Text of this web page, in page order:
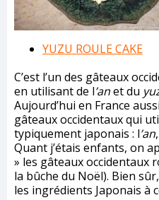
YUZU ROULE CAKE
C’est l’un des gâteaux
en utilisant de l’anet du
Aujourd’hui en France
gâteaux occidentaux qui
typiquement japonais : l’an
Quant j’étais enfants, on
» les gâteaux occidentaux
la bûche du Noël). Bien
les ingrédients Japonais à